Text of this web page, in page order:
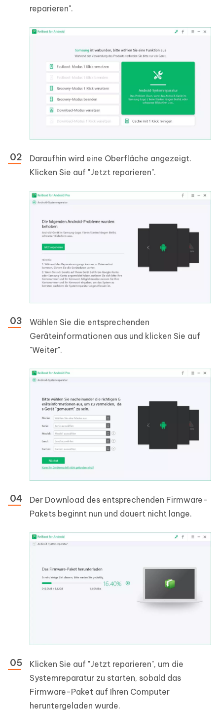
reparieren".
Daraufhin wird eine Oberfläche angezeigt.
Klicken Sie auf "Jetzt reparieren".
Wählen Sie die entsprechenden
Geräteinformationen aus und klicken Sie auf
"Weiter".
Der Download des entsprechenden Firmware-
Pakets beginnt nun und dauert nicht lange.
Klicken Sie auf "Jetzt reparieren", um die
Systemreparatur zu starten, sobald das
Firmware-Paket auf Ihren Computer
heruntergeladen wurde.